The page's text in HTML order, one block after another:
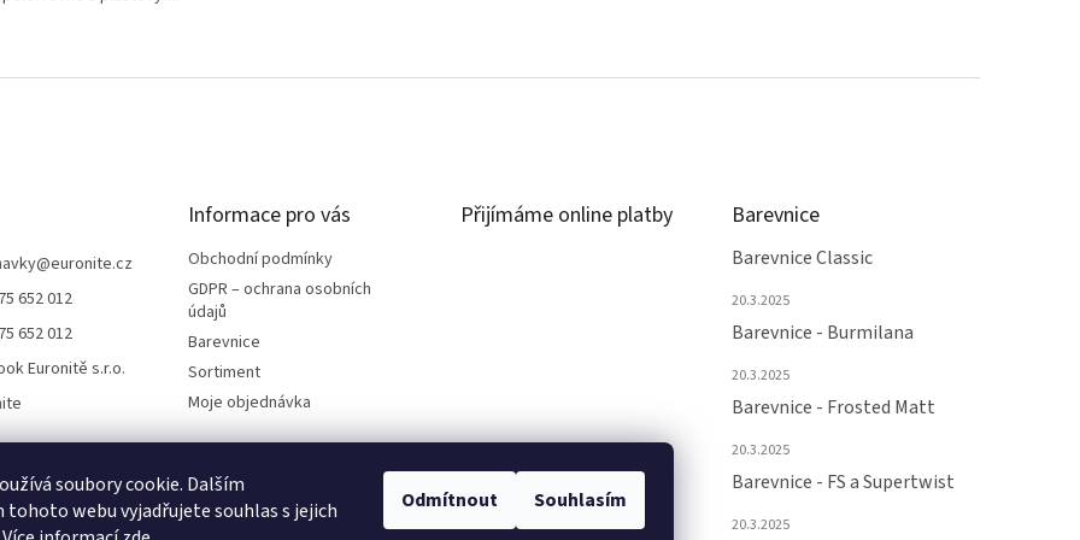
soubory cookie. Dalším
tohoto webu vyjadřujete souhlas s jejich
Odmítnout Souhlasím
v
s
u
@euronite.cz
652 012
652 012
Euronitě s.r.o.
Informace pro vás
Obchodní podmínky
GDPR – ochrana osobních
údajů
Barevnice
Sortiment
Moje objednávka
Přijímáme online platby Barevnice
Barevnice Classic
20.3.2025
Barevnice - Burmilana
20.3.2025
Barevnice - Frosted Matt
20.3.2025
Barevnice - FS a Supertwist
20.3.2025